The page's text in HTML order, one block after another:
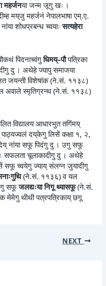
महर्जनया जन्म जूगु खः ।
मय्‌जु महर्जनं नेपालभाषा एम्.ए.
नांया शोधप्रबन्ध च्वयाःसत्यहेरा
पिदनाच्वंगुधिमय्–पौपत्रिका
दु । अथेहे ज्यापु समाजया
जयन्ती विशेषांक (ने.सं. ११३८)
अवाले स्मृतिग्रन्थ (ने.सं. ११३८)
विद्यालय आधारभुत तगिंमय्
पाठ्यज्वलं दय्‌केगु लिसें कक्षा १, २,
देय् नांया सफू पिदंगु दु । उगु सफू
सफलता चूलाकादीगु दु । अथेहे
सफू च्वयेगु ज्याय् संलग्न जुयादीगु
(ने.सं. ११३६) व यल
सफूजलद्यःया निगू थ्यासफू(ने.सं.
मेमेगु थीथी पत्रपत्रिकाय् छगू
NEXT